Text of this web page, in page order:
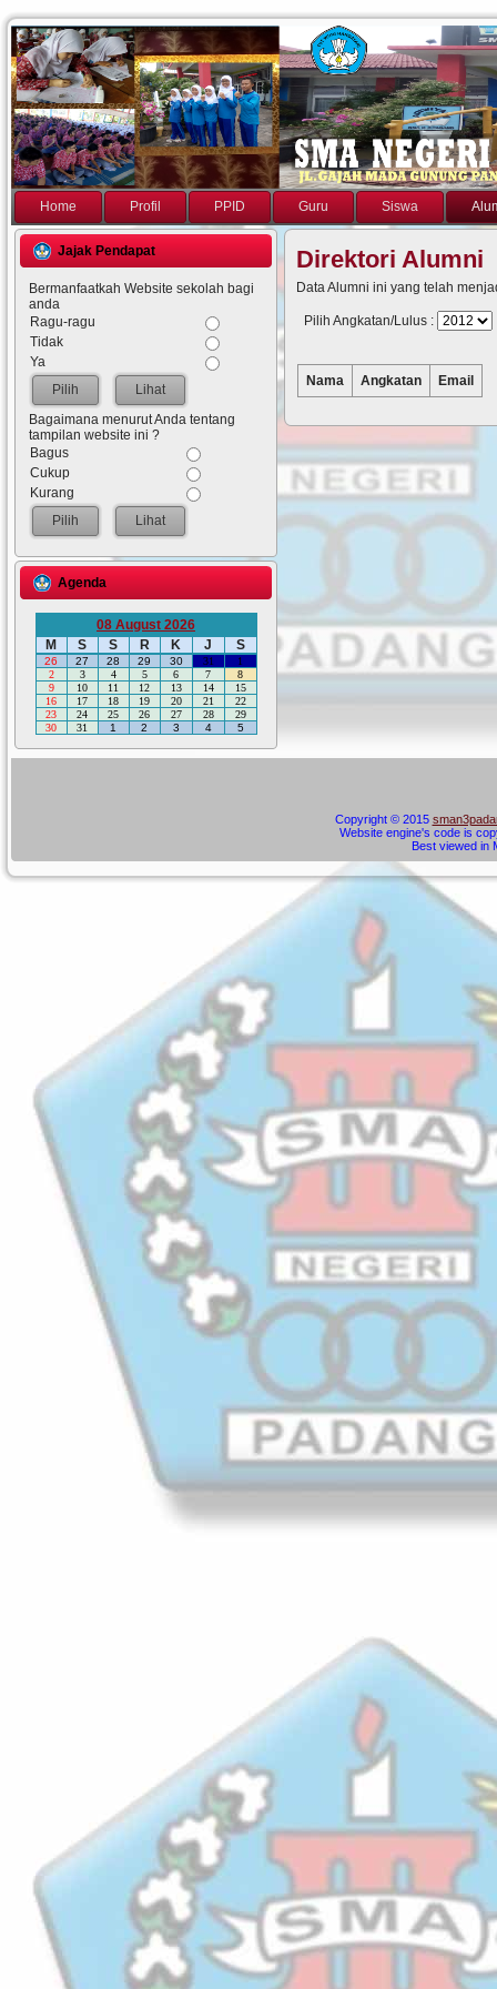
Home Profil PPID Guru Siswa
Jajak Pendapat
Bermanfaatkah Website sekolah bagi
anda
Ragu-ragu
Tidak
Ya
Lihat
Bagaimana menurut Anda tentang
tampilan website ini ?
Bagus
Cukup
Kurang
Lihat
Agenda
08 August 2026
M
S S R K J S
26 27 28 29 30 31
1
2
3 4 5 6 7
8
9
10 11 12 13 14
15
16
17 18 19 20 21
22
23
24 25 26 27 28
29
30
31 1 2 3 4 5
Direktori Alumni
Data Alumni ini yang telah
Pilih Angkatan/Lulus :
Nama Angkatan Email
Copyright © 2015
Website engine's code is
Best viewed in